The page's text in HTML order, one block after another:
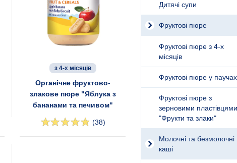
з 4-х місяців
Органічне фруктово-
злакове пюре "Яблука з
бананами та печивом"
(38)
Дитячі супи
Фруктові пюре
Фруктові пюре з 4-х
місяців
Фруктові пюре у паучах
Фруктові пюре з
зерновими пластівцями
"Фрукти та злаки"
Молочні та безмолочні
каші